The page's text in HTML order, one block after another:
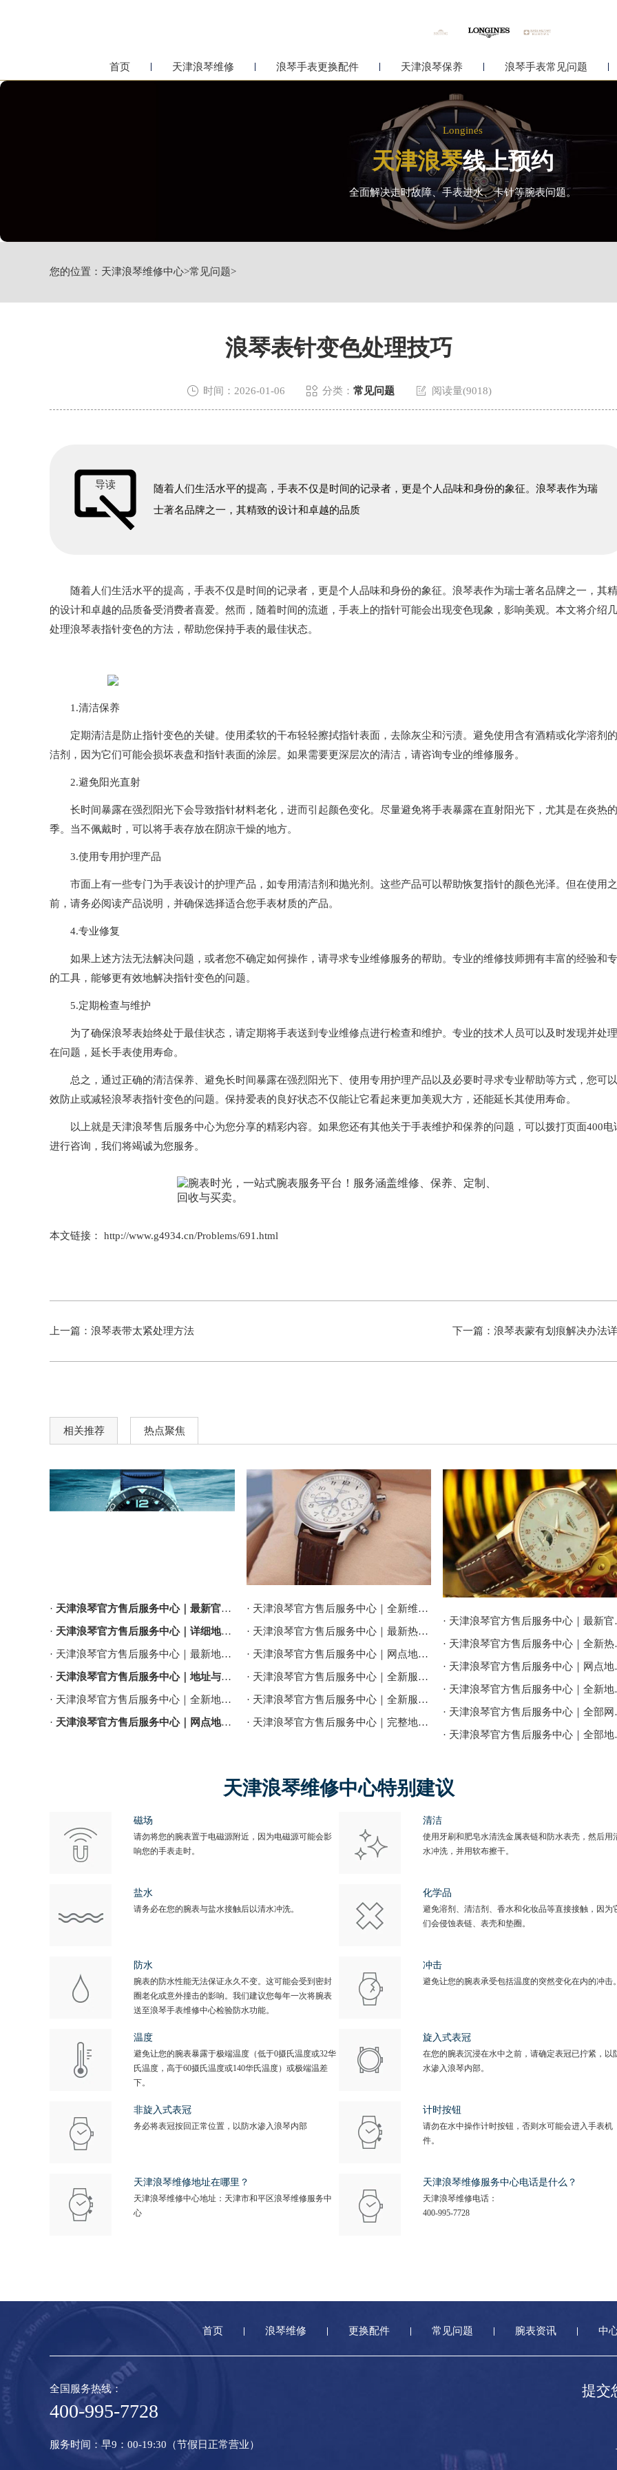
首页 天津浪琴维修 浪琴手表更换配件 天津浪琴保养 浪琴手表常见问题
Longines
天津浪琴线上预约
全面解决走时故障、手表进水、卡针等腕表问题。
您的位置： 天津浪琴维修中心>常见问题>
浪琴表针变色处理技巧
 时间：2026-01-06  分类： 常见问题  阅读量(9018)
导读
随着人们生活水平的提高，手表不仅是时间的记录者，更是个人品味和身份的象征。浪琴表作为瑞
士著名品牌之一，其精致的设计和卓越的品质
随着人们生活水平的提高，手表不仅是时间的记录者，更是个人品味和身份的象征。浪琴表作为瑞士著名品牌之一，其
的设计和卓越的品质备受消费者喜爱。然而，随着时间的流逝，手表上的指针可能会出现变色现象，影响美观。本文将介绍
处理浪琴表指针变色的方法，帮助您保持手表的最佳状态。
1.清洁保养
定期清洁是防止指针变色的关键。使用柔软的干布轻轻擦拭指针表面，去除灰尘和污渍。避免使用含有酒精或化学溶剂
洁剂，因为它们可能会损坏表盘和指针表面的涂层。如果需要更深层次的清洁，请咨询专业的维修服务。
2.避免阳光直射
长时间暴露在强烈阳光下会导致指针材料老化，进而引起颜色变化。尽量避免将手表暴露在直射阳光下，尤其是在炎热
季。当不佩戴时，可以将手表存放在阴凉干燥的地方。
3.使用专用护理产品
市面上有一些专门为手表设计的护理产品，如专用清洁剂和抛光剂。这些产品可以帮助恢复指针的颜色光泽。但在使用之
前，请务必阅读产品说明，并确保选择适合您手表材质的产品。
4.专业修复
如果上述方法无法解决问题，或者您不确定如何操作，请寻求专业维修服务的帮助。专业的维修技师拥有丰富的经验和
的工具，能够更有效地解决指针变色的问题。
5.定期检查与维护
为了确保浪琴表始终处于最佳状态，请定期将手表送到专业维修点进行检查和维护。专业的技术人员可以及时发现并处
在问题，延长手表使用寿命。
总之，通过正确的清洁保养、避免长时间暴露在强烈阳光下、使用专用护理产品以及必要时寻求专业帮助等方式，您可
效防止或减轻浪琴表指针变色的问题。保持爱表的良好状态不仅能让它看起来更加美观大方，还能延长其使用寿命。
以上就是天津浪琴售后服务中心为您分享的精彩内容。如果您还有其他关于手表维护和保养的问题，可以拨打页面400电
进行咨询，我们将竭诚为您服务。
本文链接： http://www.g4934.cn/Problems/691.html
上一篇： 浪琴表带太紧处理方法 下一篇： 浪琴表蒙有划痕解决办法
相关推荐 热点聚焦
· 天津浪琴官方售后服务中心｜最新官方热线及维修地址权威信息通告（2026年7月最新）
· 天津浪琴官方售后服务中心｜详细地址与售后服务电话权威信息公告（2026年7月最新）
· 天津浪琴官方售后服务中心｜最新地址及官方售后热线权威信息公告（2026年7月最新）
· 天津浪琴官方售后服务中心｜地址与联系电话权威信息公告（2026年7月最新）
· 天津浪琴官方售后服务中心｜全新地址及服务热线权威信息公示（2026年7月最新）
· 天津浪琴官方售后服务中心｜网点地址与服务热线权威信息公示（2026年7月最新）
· 天津浪琴官方售后服务中心｜全新维修地址和售后服务电话权威信息通告（2026年7月最新）
· 天津浪琴官方售后服务中心｜最新热线及官方维修地址权威信息通告（2026年7月最新）
· 天津浪琴官方售后服务中心｜网点地址与热线权威信息公告（2026年7月最新）
· 天津浪琴官方售后服务中心｜全新服务热线及门店地址权威信息通告（2026年7月最新）
· 天津浪琴官方售后服务中心｜全新服务电话及详细维修地址权威信息公告（2026年7月最新）
· 天津浪琴官方售后服务中心｜完整地址及售后热线权威信息通告（2026年7月最新）
· 天津浪琴官
· 天津浪琴
· 天津浪琴
· 天津浪琴官
· 天津浪琴官
· 天津浪琴
天津浪琴维修中心特别建议
磁场
请勿将您的腕表置于电磁源附近，因为电磁源可能会影
响您的手表走时。
清洁
使用牙刷和肥皂水清洗金属表链和防水表壳，然后用
水冲洗，并用软布擦干。
盐水
请务必在您的腕表与盐水接触后以清水冲洗。
化学品
避免溶剂、清洁剂、香水和化妆品等直接接触，因为
们会侵蚀表链、表壳和垫圈。
防水
腕表的防水性能无法保证永久不变。这可能会受到密封
圈老化或意外撞击的影响。我们建议您每年一次将腕表
送至浪琴手表维修中心检验防水功能。
冲击
避免让您的腕表承受包括温度的突然变化在内的冲击。
温度
避免让您的腕表暴露于极端温度（低于0摄氏温度或32华
氏温度，高于60摄氏温度或140华氏温度）或极端温差
下。
旋入式表冠
在您的腕表沉浸在水中之前，请确定表冠已拧紧，以
水渗入浪琴内部。
非旋入式表冠
务必将表冠按回正常位置，以防水渗入浪琴内部
计时按钮
请勿在水中操作计时按钮，否则水可能会进入手表机
件。
天津浪琴维修地址在哪里？
天津浪琴维修中心地址：天津市和平区浪琴维修服务中
心
天津浪琴维修服务中心电话是什么？
天津浪琴维修电话：
400-995-7728
首页 浪琴维修 更换配件 常见问题 腕表资讯 中
提交
全国服务热线：
400-995-7728
服务时间：早9：00-19:30（节假日正常营业）